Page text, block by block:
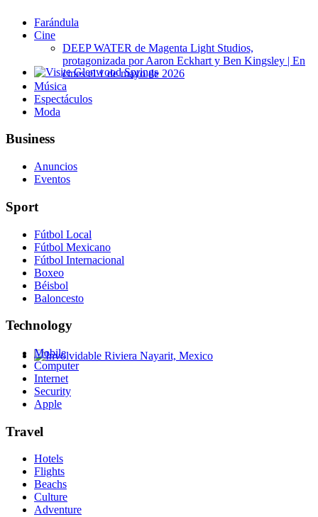
Glenwood Springs - Bello y Encantador
Involvidable Riviera Nayarit, Mexico
Farándula
Cine
DEEP WATER de Magenta Light Studios,
protagonizada por Aaron Eckhart y Ben Kingsley | En
cines el 1 de mayo de 2026
Música
Espectáculos
Moda
Business
Anuncios
Eventos
Sport
Fútbol Local
Fútbol Mexicano
Fútbol Internacional
Boxeo
Béisbol
Baloncesto
Technology
Mobile
Computer
Internet
Security
Apple
Travel
Hotels
Flights
Beachs
Culture
Adventure